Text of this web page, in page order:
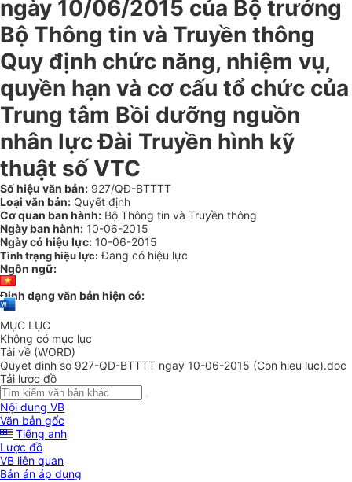
ngày 10/06/2015 của Bộ trưởng
Bộ Thông tin và Truyền thông
Quy định chức năng, nhiệm vụ,
quyền hạn và cơ cấu tổ chức của
Trung tâm Bồi dưỡng nguồn
nhân lực Đài Truyền hình kỹ
thuật số VTC
Số hiệu văn bản: 927/QĐ-BTTTT
Loại văn bản: Quyết định
Cơ quan ban hành: Bộ Thông tin và Truyền thông
Ngày ban hành: 10-06-2015
Ngày có hiệu lực: 10-06-2015
Tình trạng hiệu lực: Đang có hiệu lực
Ngôn ngữ:
Định dạng văn bản hiện có:
MỤC LỤC
Không có mục lục
Tải về (WORD)
Quyet dinh so 927-QD-BTTTT ngay 10-06-2015 (Con hieu luc).doc
Tải lược đồ
Nội dung VB
Văn bản gốc
Tiếng anh
Lược đồ
VB liên quan
Bản án áp dụng